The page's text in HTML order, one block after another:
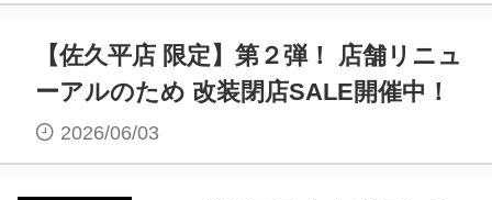
【佐久平店 限定】第２弾！ 店舗リニュ
ーアルのため 改装閉店SALE開催中！
2026/06/03